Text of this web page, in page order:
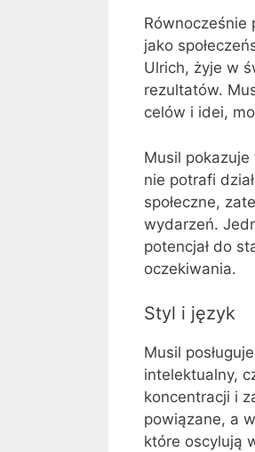
Równocześnie
jako
Ulrich, żyje w
rezultatów.
celów i idei,
Musil
nie potrafi
społeczne,
wydarzeń.
potencjał do
oczekiwania.
Styl i język
Musil
intelektualny,
koncentracji i
powiązane, a
które oscylują